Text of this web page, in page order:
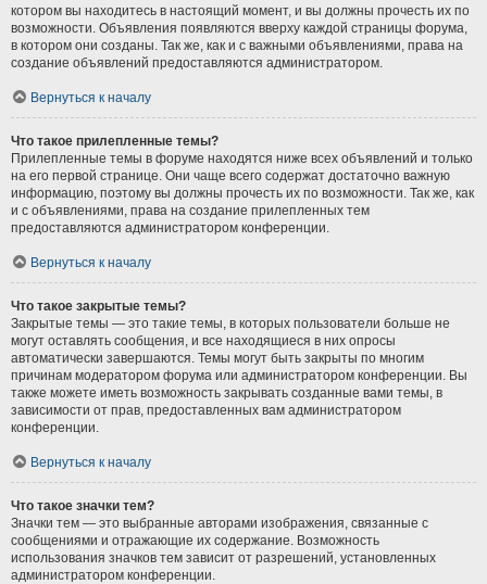
котором вы находитесь в настоящий момент, и вы должны прочесть их по
возможности. Объявления появляются вверху каждой страницы форума,
в котором они созданы. Так же, как и с важными объявлениями, права на
создание объявлений предоставляются администратором.
Вернуться к началу
Что такое прилепленные темы?
Прилепленные темы в форуме находятся ниже всех объявлений и только
на его первой странице. Они чаще всего содержат достаточно важную
информацию, поэтому вы должны прочесть их по возможности. Так же, как
и с объявлениями, права на создание прилепленных тем
предоставляются администратором конференции.
Вернуться к началу
Что такое закрытые темы?
Закрытые темы — это такие темы, в которых пользователи больше не
могут оставлять сообщения, и все находящиеся в них опросы
автоматически завершаются. Темы могут быть закрыты по многим
причинам модератором форума или администратором конференции. Вы
также можете иметь возможность закрывать созданные вами темы, в
зависимости от прав, предоставленных вам администратором
конференции.
Вернуться к началу
Что такое значки тем?
Значки тем — это выбранные авторами изображения, связанные с
сообщениями и отражающие их содержание. Возможность
использования значков тем зависит от разрешений, установленных
администратором конференции.